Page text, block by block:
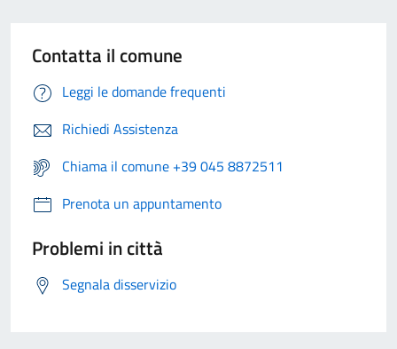
Contatta il comune
Leggi le domande frequenti
Richiedi Assistenza
Chiama il comune +39 045 8872511
Prenota un appuntamento
Problemi in città
Segnala disservizio